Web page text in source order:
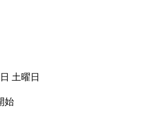
土曜日
始